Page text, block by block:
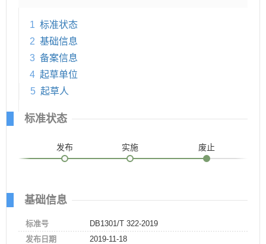
1 标准状态
2 基础信息
3 备案信息
4 起草单位
5 起草人
标准状态
发布 实施 废止
基础信息
标准号
DB1301/T 322-2019
发布日期
2019-11-18